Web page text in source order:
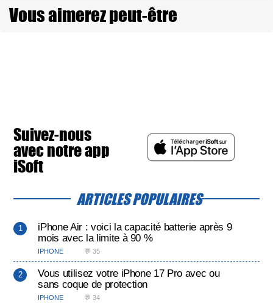
Vous aimerez peut-être
Suivez-nous
avec notre app
iSoft
ARTICLES POPULAIRES
iPhone Air : voici la capacité batterie après 9
mois avec la limite à 90 %
IPHONE 💬 35
Vous utilisez votre iPhone 17 Pro avec ou
sans coque de protection
IPHONE 💬 34